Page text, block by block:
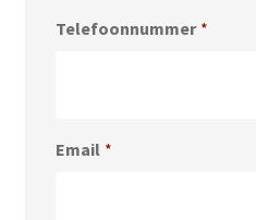
Telefoonnummer *
Email *